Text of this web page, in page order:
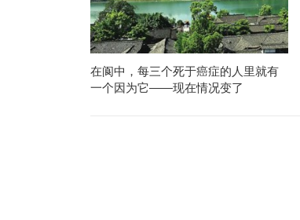
在阆中，每三个死于癌症的人里就有
一个因为它——现在情况变了